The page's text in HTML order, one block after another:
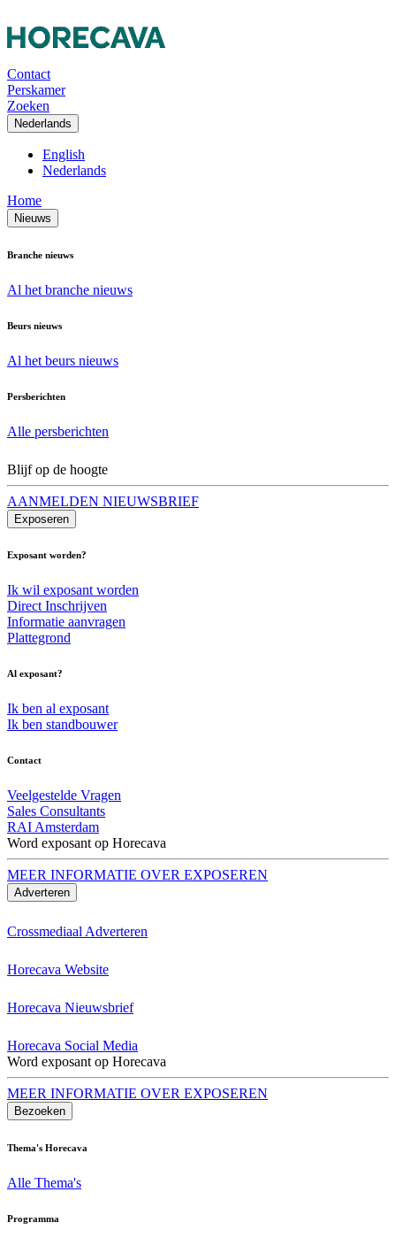
Contact
Perskamer
Zoeken
Nederlands
English
Nederlands
Home
Nieuws
Branche nieuws
Al het branche nieuws
Beurs nieuws
Al het beurs nieuws
Persberichten
Alle persberichten
Blijf op de hoogte
AANMELDEN NIEUWSBRIEF
Exposeren
Exposant worden?
Ik wil exposant worden
Direct Inschrijven
Informatie aanvragen
Plattegrond
Al exposant?
Ik ben al exposant
Ik ben standbouwer
Contact
Veelgestelde Vragen
Sales Consultants
RAI Amsterdam
Word exposant op Horecava
MEER INFORMATIE OVER EXPOSEREN
Adverteren
Crossmediaal Adverteren
Horecava Website
Horecava Nieuwsbrief
Horecava Social Media
Word exposant op Horecava
MEER INFORMATIE OVER EXPOSEREN
Bezoeken
Thema's Horecava
Alle Thema's
Programma